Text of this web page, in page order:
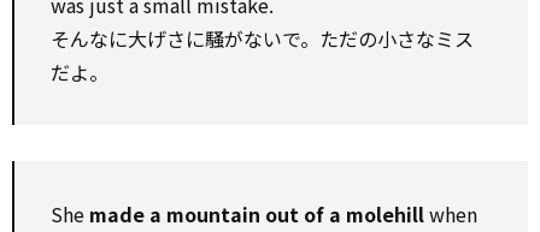
そんなに大げさに騒がないで。ただの小さなミス
だよ。
She made a mountain out of a molehillwhen